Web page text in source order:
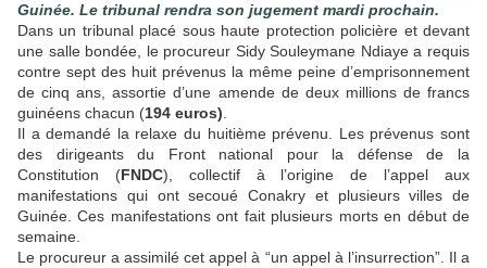
Guinée. Le tribunal rendra son jugement mardi prochain.
Dans un tribunal placé sous haute protection policière et devant
une salle bondée, le procureur Sidy Souleymane Ndiaye a requis
contre sept des huit prévenus la même peine d’emprisonnement
de cinq ans, assortie d’une amende de deux millions de francs
guinéens chacun (194 euros)
Il a demandé la relaxe du huitième prévenu. Les prévenus sont
des dirigeants du Front national pour la défense de la
Constitution (FNDC), collectif à l’origine de l’appel aux
manifestations qui ont secoué Conakry et plusieurs villes de
Guinée. Ces manifestations ont fait plusieurs morts en début de
semaine.
Le procureur a assimilé cet appel à “un appel à l’insurrection”. Il a